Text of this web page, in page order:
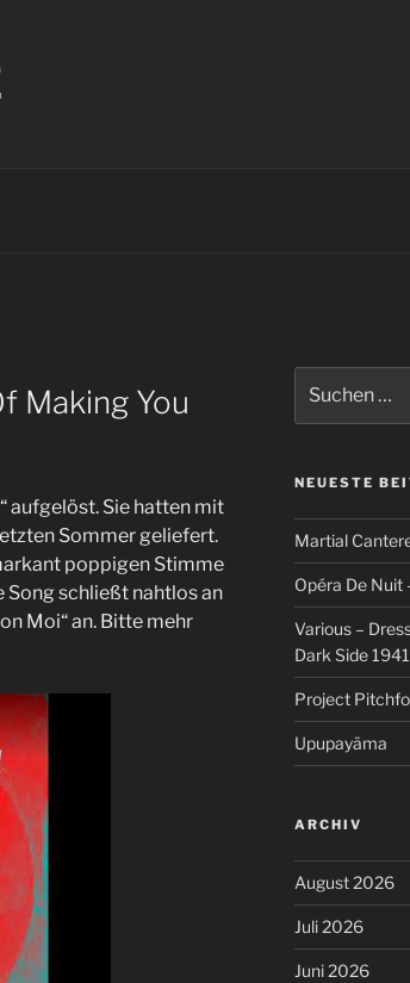
Making You
“ aufgelöst. Sie hatten mit
Sommer geliefert.
poppigen Stimme
Song schließt nahtlos an
Moi“ an. Bitte mehr
nach:
NEUESTE
Martial
Opéra De Nuit
Various –
Dark Side
Project
Upupayāma
ARCHIV
August 2026
Juli 2026
Juni 2026